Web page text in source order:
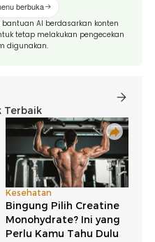
berbuka
AI berdasarkan konten
tetap melakukan pengecekan
digunakan.